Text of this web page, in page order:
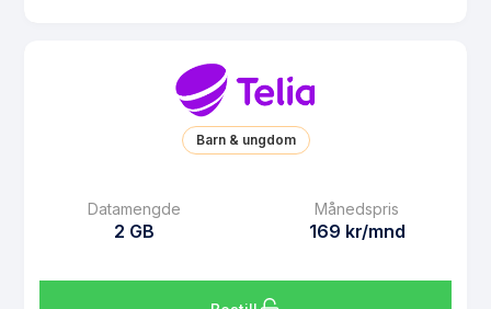
Bruk i EU/EØS
Barn & ungdom
Datamengde
2 GB
Månedspris
169 kr/mnd